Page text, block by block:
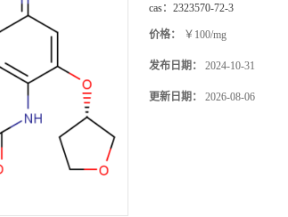
cas： 2323570-72-3
价格： ￥100/mg
发布日期： 2024-10-31
更新日期： 2026-08-06